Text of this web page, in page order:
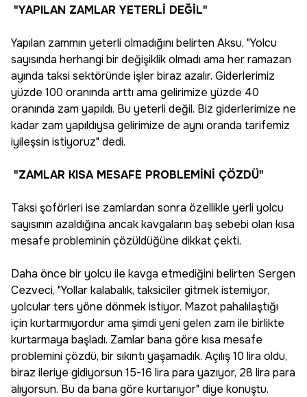
"YAPILAN ZAMLAR YETERLİ DEĞİL"
Yapılan zammın yeterli olmadığını belirten Aksu, "Yolcu
sayısında herhangi bir değişiklik olmadı ama her ramazan
ayında taksi sektöründe işler biraz azalır. Giderlerimiz
yüzde 100 oranında arttı ama gelirimize yüzde 40
oranında zam yapıldı. Bu yeterli değil. Biz giderlerimize ne
kadar zam yapıldıysa gelirimize de aynı oranda tarifemiz
iyileşsin istiyoruz" dedi.
"ZAMLAR KISA MESAFE PROBLEMİNİ ÇÖZDÜ"
Taksi şoförleri ise zamlardan sonra özellikle yerli yolcu
sayısının azaldığına ancak kavgaların baş sebebi olan kısa
mesafe probleminin çözüldüğüne dikkat çekti.
Daha önce bir yolcu ile kavga etmediğini belirten Sergen
Cezveci, "Yollar kalabalık, taksiciler gitmek istemiyor,
yolcular ters yöne dönmek istiyor. Mazot pahalılaştığı
için kurtarmıyordur ama şimdi yeni gelen zam ile birlikte
kurtarmaya başladı. Zamlar bana göre kısa mesafe
problemini çözdü, bir sıkıntı yaşamadık. Açılış 10 lira oldu,
biraz ileriye gidiyorsun 15-16 lira para yazıyor, 28 lira para
alıyorsun. Bu da bana göre kurtarıyor" diye konuştu.